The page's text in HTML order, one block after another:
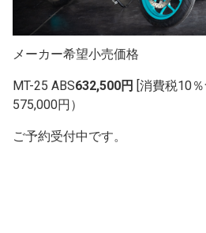
メーカー希望小売価格
MT-25 ABS632,500円 [消費税10
575,000円）
ご予約受付中です。